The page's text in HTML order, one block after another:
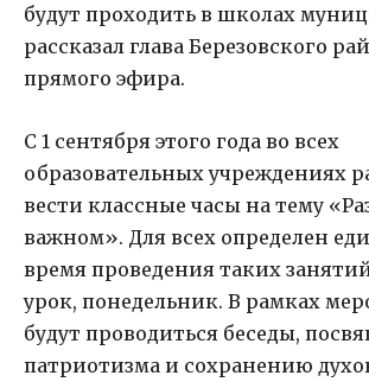
будут проходить в школах
рассказал глава Березовского
прямого эфира.
С 1 сентября этого года во всех
образовательных учреждениях
вести классные часы на тему
важном». Для всех определен
время проведения таких
урок, понедельник. В рамках
будут проводиться беседы,
патриотизма и сохранению